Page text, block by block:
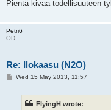
Pientä kivaa todellisuuteen
Petri6
OD
Re: Ilokaasu (N2O)
PWed 15 May 2013, 11:57
FlyingH wrote: